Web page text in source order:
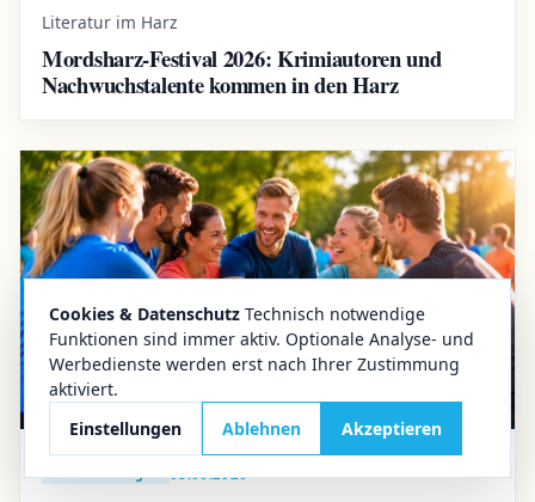
Cookies & Datenschutz Technisch notwendige
Funktionen sind immer aktiv. Optionale Analyse- und
Werbedienste werden erst nach Ihrer Zustimmung
aktiviert.
Einstellungen
Ablehnen Akzeptieren
Literatur im Harz
Mordsharz-Festival 2026: Krimiautoren und
Nachwuchstalente kommen in den Harz
Veranstaltungen 08.06.2026